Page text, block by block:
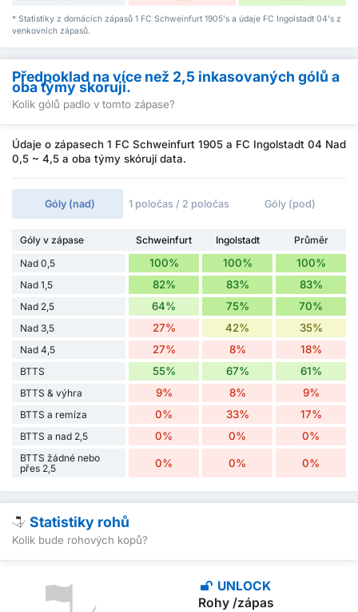
* Statistiky z domácích zápasů 1 FC Schweinfurt 1905's a údaje FC Ingolstadt 04's z
venkovních zápasů.
Předpoklad na více než 2,5 inkasovaných gólů a
oba týmy skorují.
Kolik gólů padlo v tomto zápase?
Údaje o zápasech 1 FC Schweinfurt 1905 a FC Ingolstadt 04 Nad
0,5 ~ 4,5 a oba týmy skórují data.
Góly (nad) 1 poločas / 2 poločas Góly (pod)
Góly v zápase Schweinfurt Ingolstadt
Průměr
Nad 0,5
100% 100% 100%
Nad 1,5 82% 83% 83%
Nad 2,5 64% 75% 70%
Nad 3,5 27% 42% 35%
Nad 4,5 27% 8% 18%
BTTS 55% 67% 61%
BTTS & výhra 9% 8% 9%
BTTS a remíza 0% 33% 17%
BTTS a nad 2,5 0% 0% 0%
BTTS žádné nebo
přes 2,5
0% 0% 0%
Statistiky rohů
Kolik bude rohových kopů?
UNLOCK
Rohy /zápas